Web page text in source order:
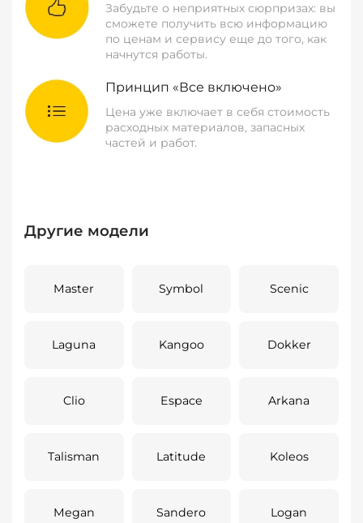
Забудьте о неприятных сюрпризах: вы
сможете получить всю информацию
по ценам и сервису еще до того, как
начнутся работы.
Принцип «Все включено»
Цена уже включает в себя стоимость
расходных материалов, запасных
частей и работ.
Другие модели
Master Symbol Scenic
Laguna Kangoo Dokker
Clio Espace Arkana
Talisman Latitude Koleos
Megan Sandero Logan